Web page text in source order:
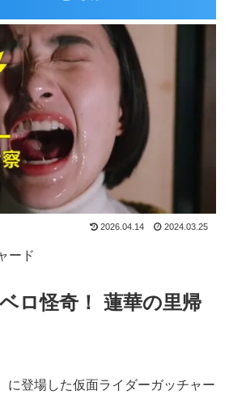
2026.04.14 2024.03.25
ード
ロ怪奇！ 蓮華の里帰
に登場した仮面ライダーガッチャー